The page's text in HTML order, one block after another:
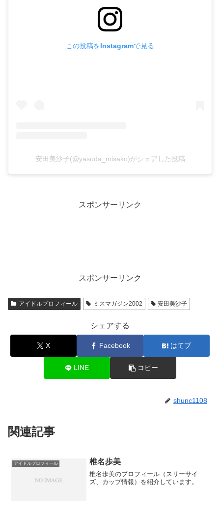
この投稿をInstagramで見る
安田美沙子(@yasuda_misako)がシェアした投稿
スポンサーリンク
スポンサーリンク
アイドルプロフィール ミスマガジン2002 安田美沙子
シェアする
X Facebook はてブ
LINE コピー
shunc1108
関連記事
アイドルプロフィール 椎名歩美
椎名歩美のプロフィール（スリーサイ
ズ、カップ情報）を紹介しています。